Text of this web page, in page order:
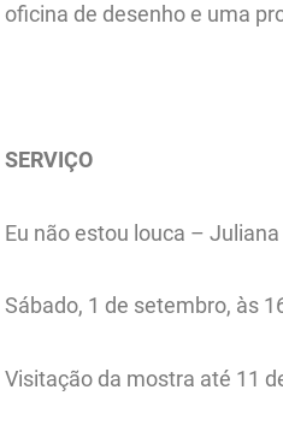
oficina de desenho e uma
SERVIÇO
Eu não estou louca –
Sábado, 1 de setembro, às
Visitação da mostra até 11